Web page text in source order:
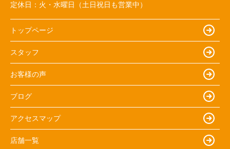
定休日： 火・水曜日（土日祝日も営業中）
トップページ
スタッフ
お客様の声
ブログ
アクセスマップ
店舗一覧